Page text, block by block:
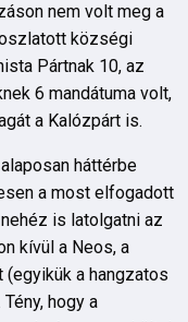
nem volt meg a
községi
Pártnak 10, az
6 mandátuma volt,
a Kalózpárt is.
háttérbe
a most elfogadott
is latolgatni az
kívül a Neos, a
a hangzatos
hogy a